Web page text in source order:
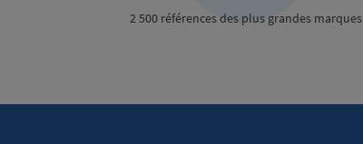
2 500 références des plus grandes marques